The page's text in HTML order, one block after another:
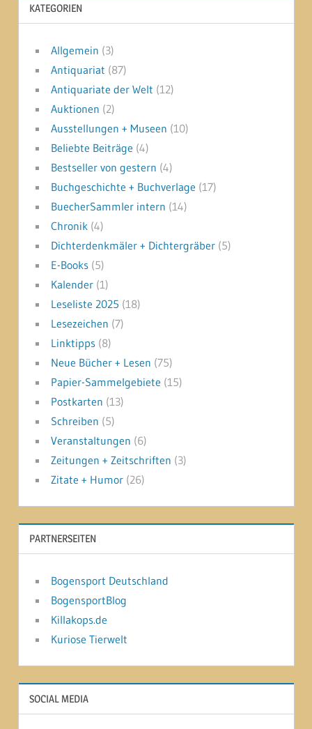
KATEGORIEN
Allgemein (3)
Antiquariat (87)
Antiquariate der Welt (12)
Auktionen (2)
Ausstellungen + Museen (10)
Beliebte Beiträge (4)
Bestseller von gestern (4)
Buchgeschichte + Buchverlage (17)
BuecherSammler intern (14)
Chronik(4)
Dichterdenkmäler + Dichtergräber(5)
E-Books(5)
Kalender(1)
Leseliste 2025 (18)
Lesezeichen (7)
Linktipps(8)
Neue Bücher + Lesen (75)
Papier-Sammelgebiete (15)
Postkarten (13)
Schreiben (5)
Veranstaltungen (6)
Zeitungen + Zeitschriften (3)
Zitate + Humor(26)
PARTNERSEITEN
Bogensport Deutschland
BogensportBlog
Killakops.de
Kuriose Tierwelt
SOCIAL MEDIA